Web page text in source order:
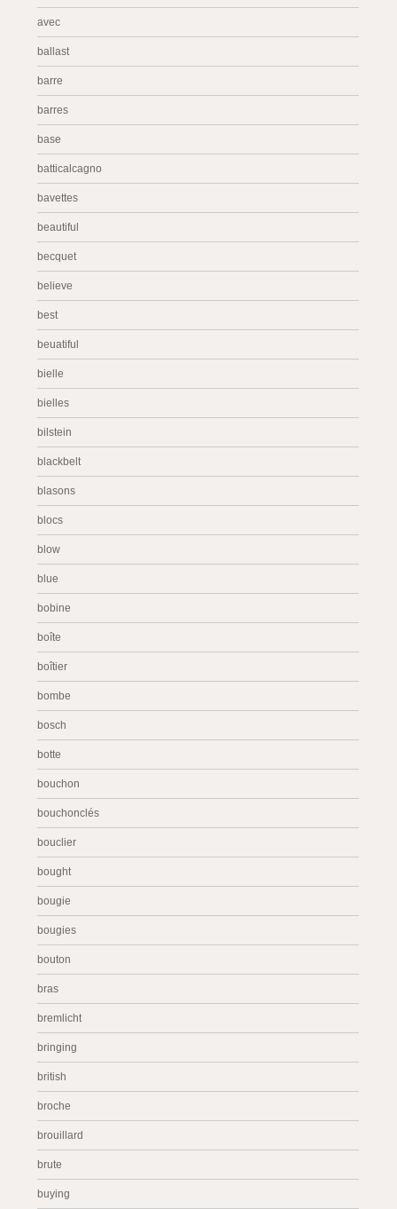
avec
ballast
barre
barres
base
batticalcagno
bavettes
beautiful
becquet
believe
best
beuatiful
bielle
bielles
bilstein
blackbelt
blasons
blocs
blow
blue
bobine
boîte
boîtier
bombe
bosch
botte
bouchon
bouchonclés
bouclier
bought
bougie
bougies
bouton
bras
bremlicht
bringing
british
broche
brouillard
brute
buying